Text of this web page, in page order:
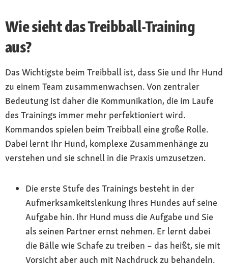
Wie sieht das Treibball-Training
aus?
Das Wichtigste beim Treibball ist, dass Sie und Ihr Hund
zu einem Team zusammenwachsen. Von zentraler
Bedeutung ist daher die Kommunikation, die im Laufe
des Trainings immer mehr perfektioniert wird.
Kommandos spielen beim Treibball eine große Rolle.
Dabei lernt Ihr Hund, komplexe Zusammenhänge zu
verstehen und sie schnell in die Praxis umzusetzen.
Die erste Stufe des Trainings besteht in der
Aufmerksamkeitslenkung Ihres Hundes auf seine
Aufgabe hin. Ihr Hund muss die Aufgabe und Sie
als seinen Partner ernst nehmen. Er lernt dabei
die Bälle wie Schafe zu treiben – das heißt, sie mit
Vorsicht aber auch mit Nachdruck zu behandeln.